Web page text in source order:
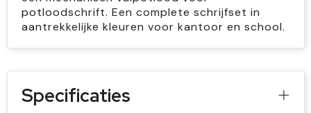
potloodschrift. Een complete schrijfset in
aantrekkelijke kleuren voor kantoor en school.
Specificaties